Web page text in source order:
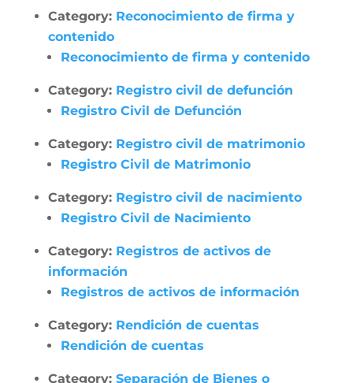
Category: Reconocimiento de firma y
contenido
Reconocimiento de firma y contenido
Category: Registro civil de defunción
Registro Civil de Defunción
Category: Registro civil de matrimonio
Registro Civil de Matrimonio
Category: Registro civil de nacimiento
Registro Civil de Nacimiento
Category: Registros de activos de
información
Registros de activos de información
Category: Rendición de cuentas
Rendición de cuentas
Category: Separación de Bienes o